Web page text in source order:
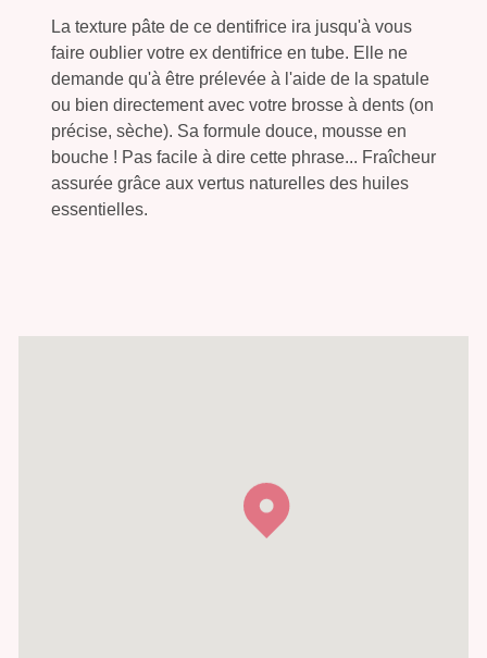
La texture pâte de ce dentifrice ira jusqu'à vous
faire oublier votre ex dentifrice en tube. Elle ne
demande qu'à être prélevée à l'aide de la spatule
ou bien directement avec votre brosse à dents (on
précise, sèche). Sa formule douce, mousse en
bouche ! Pas facile à dire cette phrase... Fraîcheur
assurée grâce aux vertus naturelles des huiles
essentielles.